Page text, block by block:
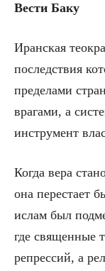
Вести Баку
Иранская
последствия
пределами
врагами, а
инструмент
Когда вера
она перестает
ислам был
где священные
репрессий, а